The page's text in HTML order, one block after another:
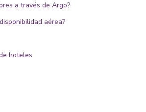
a través de Argo?
aérea?
hoteles